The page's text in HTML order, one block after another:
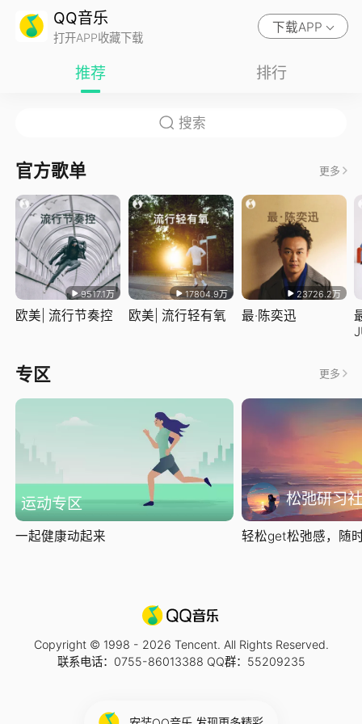
QQ音乐
打开APP收藏下载
下载APP
推荐 排行
官方歌单 更多
9517.1万
欧美| 流行节奏控
17804.9万
欧美| 流行轻有氧
23726.2万
最·陈奕迅
专区 更多
运动专区
一起健康动起来
松弛研习社
轻松get松弛感，随
Copyright © 1998 - 2026 Tencent. All Rights Reserved.
联系电话：0755-86013388 QQ群：55209235